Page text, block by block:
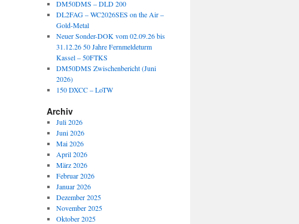
DM50DMS – DLD 200
DL2FAG – WC2026SES on the Air –
Gold-Metal
Neuer Sonder-DOK vom 02.09.26 bis
31.12.26 50 Jahre Fernmeldeturm
Kassel – 50FTKS
DM50DMS Zwischenbericht (Juni
2026)
150 DXCC – LoTW
Archiv
Juli 2026
Juni 2026
Mai 2026
April 2026
März 2026
Februar 2026
Januar 2026
Dezember 2025
November 2025
Oktober 2025